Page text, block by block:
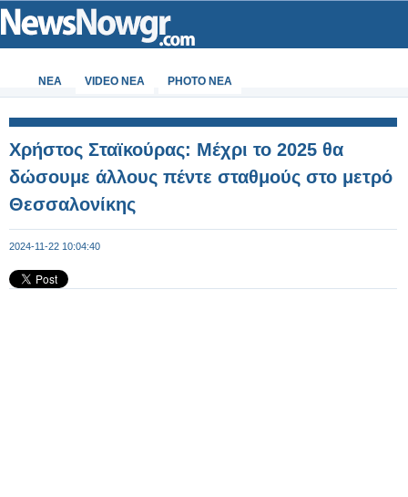
ΝΕΑ VIDEO NEA PHOTO NEA
Χρήστος Σταϊκούρας: Μέχρι το 2025 θα
δώσουμε άλλους πέντε σταθμούς στο μετρό
Θεσσαλονίκης
2024-11-22 10:04:40